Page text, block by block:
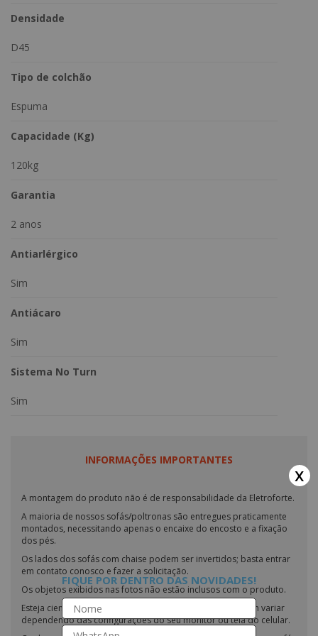
Profundidade: 188cm
Adquira o Colchão Ortobom Light D45 e experimente o
Densidade
D45
Tipo de colchão
Espuma
Capacidade (Kg)
120kg
Garantia
2 anos
Antiarlérgico
Sim
Antiácaro
Sim
Sistema No Turn
Sim
INFORMAÇÕES IMPORTANTES
A montagem do produto não é de responsabilidade da Eletroforte.
A maioria de nossos sofás/poltronas são entregues praticamente
montados, necessitando apenas o encaixe do encosto e a fixação
dos pés.
Os lados dos sofás com chaise podem ser invertidos; basta entrar
em contato conosco e fazer a solicitação.
Os objetos exibidos nas fotos não estão inclusos com o produto.
Esteja ciente de que as cores dos nossos produtos podem variar
dependendo das configurações do seu monitor ou tela do celular.
x
FIQUE POR DENTRO DAS NOVIDADES!